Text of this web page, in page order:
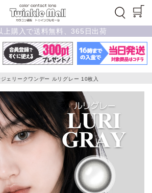
上購入で送料無料、365日出荷
ジェリークワンデー ルリグレー 10枚入